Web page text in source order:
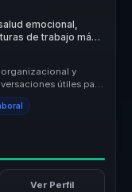
emocional,
de trabajo más
y
útiles para
Ver Perfil